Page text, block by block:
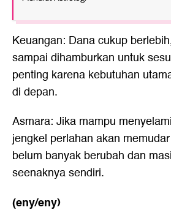
Keuangan: Dana cukup
sampai dihamburkan untuk
penting karena kebutuhan
di depan.
Asmara: Jika mampu
jengkel perlahan akan
belum banyak berubah dan
seenaknya sendiri.
(eny/eny)